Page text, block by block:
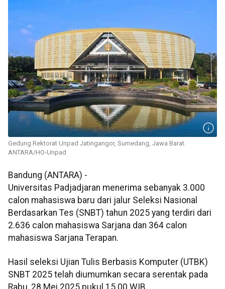
Gedung Rektorat Unpad Jatingangor, Sumedang, Jawa Barat.
ANTARA/HO-Unpad
Bandung (ANTARA) -
Universitas Padjadjaran menerima sebanyak 3.000
calon mahasiswa baru dari jalur Seleksi Nasional
Berdasarkan Tes (SNBT) tahun 2025 yang terdiri dari
2.636 calon mahasiswa Sarjana dan 364 calon
mahasiswa Sarjana Terapan.
Hasil seleksi Ujian Tulis Berbasis Komputer (UTBK)
SNBT 2025 telah diumumkan secara serentak pada
Rabu, 28 Mei 2025 pukul 15.00 WIB.